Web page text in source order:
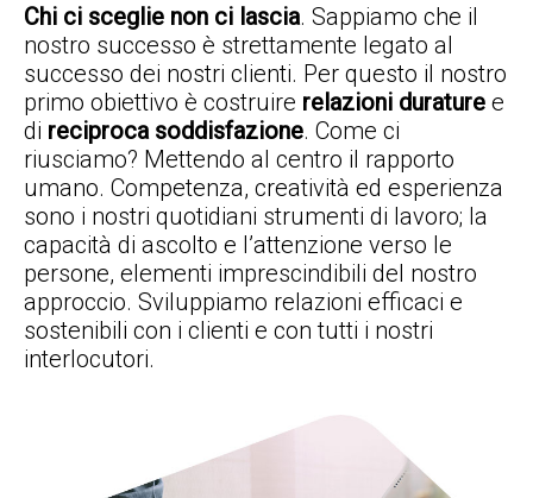
Chi ci sceglie non ci lascia. Sappiamo che il
nostro successo è strettamente legato al
successo dei nostri clienti. Per questo il nostro
primo obiettivo è costruire relazioni durature e
di reciproca soddisfazione. Come ci
riusciamo? Mettendo al centro il rapporto
umano. Competenza, creatività ed esperienza
sono i nostri quotidiani strumenti di lavoro; la
capacità di ascolto e l’attenzione verso le
persone, elementi imprescindibili del nostro
approccio. Sviluppiamo relazioni efficaci e
sostenibili con i clienti e con tutti i nostri
interlocutori.